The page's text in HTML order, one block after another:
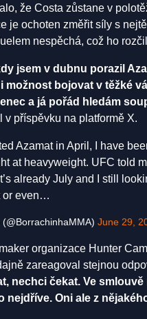
že Costa zůstane v
je ochoten změřit síly s
nespěchá, což ho
jsem v dubnu porazil
možnost bojovat v těžké
a já pořád hledám
v příspěvku na platformě X.
Azamat in April, I have
at heavyweight. UFC told
already July and I still
or even…
June 29,
organizace Hunter
zareagoval stejnou
nechci čekat. Ve
nejdříve. Oni ale z